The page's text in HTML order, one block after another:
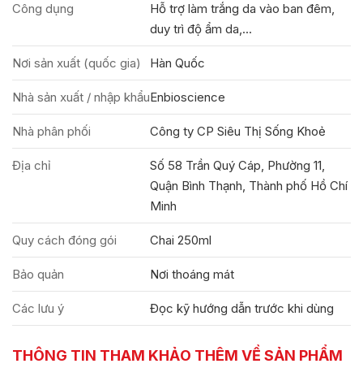
Công dụng
Hỗ trợ làm trắng da vào ban đêm,
duy trì độ ẩm da,...
Nơi sản xuất (quốc gia) Hàn Quốc
Nhà sản xuất / nhập khẩuEnbioscience
Nhà phân phối Công ty CP Siêu Thị Sống Khoẻ
Địa chỉ
Số 58 Trần Quý Cáp, Phường 11,
Quận Bình Thạnh, Thành phố Hồ Chí
Minh
Quy cách đóng gói Chai 250ml
Bảo quản Nơi thoáng mát
Các lưu ý Đọc kỹ hướng dẫn trước khi dùng
THÔNG TIN THAM KHẢO THÊM VỀ SẢN PHẨM